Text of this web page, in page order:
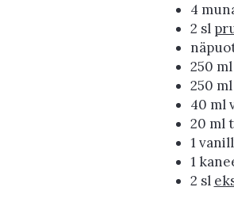
4
2 sl
250
250
40 ml
20 ml
1
1
2 sl